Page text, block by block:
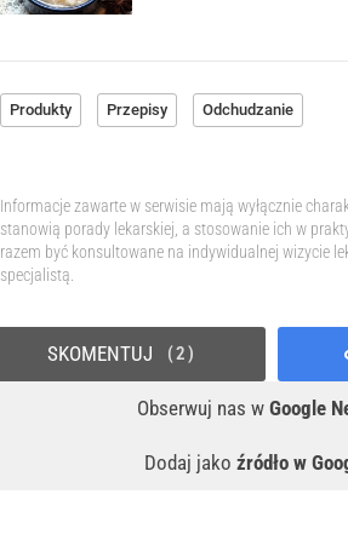
Produkty Przepisy Odchudzanie
Informacje zawarte w serwisie mają wyłącznie
stanowią porady lekarskiej, a stosowanie ich w
razem być konsultowane na indywidualnej wizycie
specjalistą.
Obserwuj nas w Google
Dodaj jako źródło w
SKOMENTUJ 2